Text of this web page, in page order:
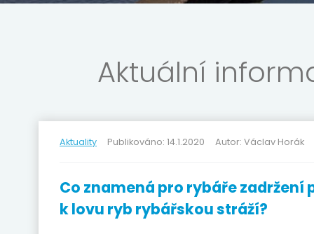
Aktuální
Aktuality Publikováno: 14.1.2020 Autor: Václav Horák
Co znamená pro rybáře zadržení
k lovu ryb rybářskou stráží?